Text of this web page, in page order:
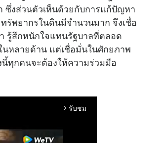
ซึ่งส่วนตัวเห็นด้วยกับการแก้ปัญหา
รัพยากรในดินมีจำนวนมาก จึงเชื่อ
รู้สึกหนักใจแทนรัฐบาลที่ตลอด
นหลายด้าน แต่เชื่อมั่นในศักยภาพ
ทุกคนจะต้องให้ความร่วมมือ
arrow_forward_ios รับชม